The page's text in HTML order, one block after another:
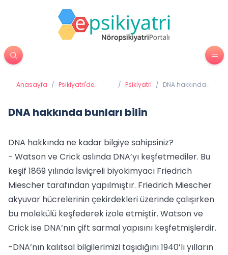
Anasayfa / Psikiyatri'de
/ Psikiyatri / DNA hakkında
DNA hakkında bunları bilin
DNA hakkında ne kadar bilgiye sahipsiniz?
- Watson ve Crick aslında DNA’yı keşfetmediler. Bu
keşif 1869 yılında İsviçreli biyokimyacı Friedrich
Miescher tarafından yapılmıştır. Friedrich Miescher
akyuvar hücrelerinin çekirdekleri üzerinde çalışırken
bu molekülü keşfederek izole etmiştir. Watson ve
Crick ise DNA’nın çift sarmal yapısını keşfetmişlerdir.
-DNA’nın kalıtsal bilgilerimizi taşıdığını 1940’lı yılların